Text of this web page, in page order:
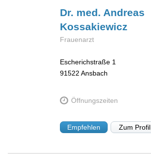
Dr. med. Andreas
Kossakiewicz
Frauenarzt
Escherichstraße 1
91522 Ansbach
Öffnungszeiten
Empfehlen Zum Profil